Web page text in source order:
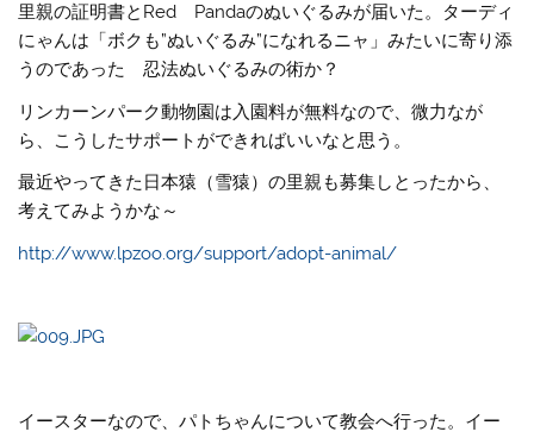
里親の証明書とRed Pandaのぬいぐるみが届いた。ターディ
にゃんは「ボクも”ぬいぐるみ”になれるニャ」みたいに寄り添
うのであった
忍法ぬいぐるみの術か？
リンカーンパーク動物園は入園料が無料なので、微力なが
ら、こうしたサポートができればいいなと思う。
最近やってきた日本猿（雪猿）の里親も募集しとったから、
考えてみようかな～
http://www.lpzoo.org/support/adopt-animal/
イースターなので、パトちゃんについて教会へ行った。イー